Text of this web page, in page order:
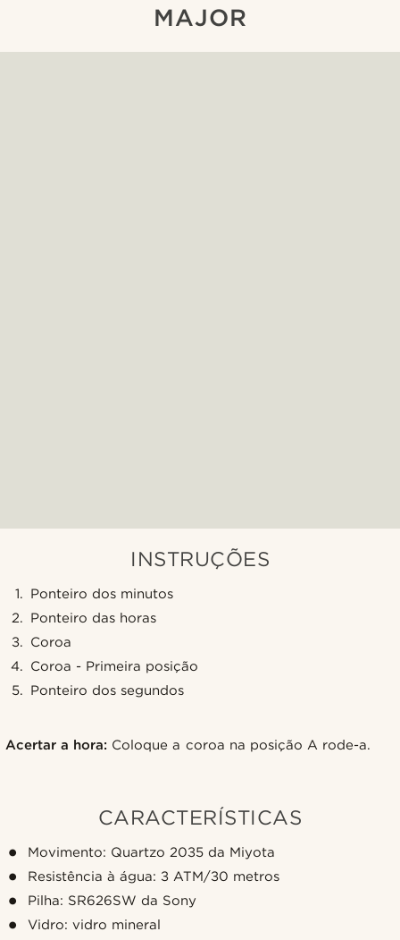
MAJOR
INSTRUÇÕES
Ponteiro dos minutos
Ponteiro das horas
Coroa
Coroa - Primeira posição
Ponteiro dos segundos
Acertar a hora: Coloque a coroa na posição A rode-a.
CARACTERÍSTICAS
Movimento: Quartzo 2035 da Miyota
Resistência à água: 3 ATM/30 metros
Pilha: SR626SW da Sony
Vidro: vidro mineral